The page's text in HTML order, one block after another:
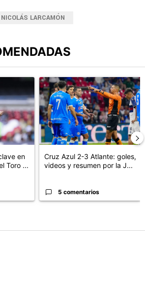
NICOLÁS LARCAMÓN
con el título "Revelan un detalle clave
en
Toro ...
Un artículo de tendencia con el
Cruz Azul 2-3 Atlante: goles,
videos y resumen por la J...
5 comentarios